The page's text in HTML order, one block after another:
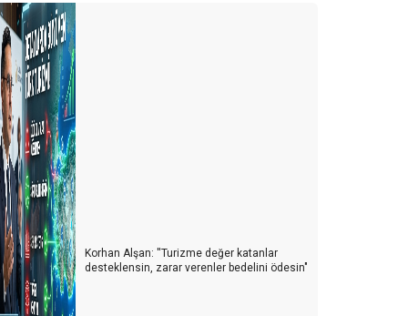
Rezervasyon Mu Dediniz
Nesil Otelcilik
ATEŞTEN GÖMLEK
KALAN SON KALE TRANSFER
BİR ŞEY YOK ''
ACENTECİ VE OTELCİ
BİZİ ANLAYAMAZLAR
OLUŞTURAMAMA SORUNSALI
VE VENÜS
Korhan Alşan: ''Turizme değer katanlar
desteklensin, zarar verenler bedelini ödesin"